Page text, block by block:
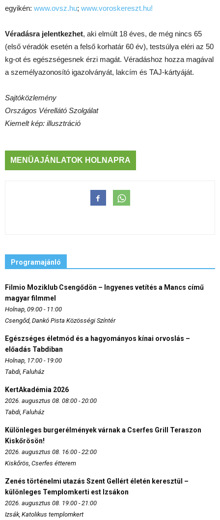
egyikén: www.ovsz.hu; www.voroskereszt.hu!
Véradásra jelentkezhet, aki elmúlt 18 éves, de még nincs 65
(első véradók esetén a felső korhatár 60 év), testsúlya eléri az 50
kg-ot és egészségesnek érzi magát. Véradáshoz hozza magával
a személyazonosító igazolványát, lakcím és TAJ-kártyáját.
Sajtóközlemény
Országos Vérellátó Szolgálat
Kiemelt kép: illusztráció
MENÜAJÁNLATOK HOLNAPRA
Programajánló
Filmio Moziklub Csengődön – Ingyenes vetítés a Mancs című
magyar filmmel
Holnap, 09:00 - 11:00
Csengőd, Dankó Pista Közösségi Színtér
Egészséges életmód és a hagyományos kínai orvoslás –
előadás Tabdiban
Holnap, 17:00 - 19:00
Tabdi, Faluház
KertAkadémia 2026
2026. augusztus 08. 08:00 - 20:00
Tabdi, Faluház
Különleges burgerélmények várnak a Cserfes Grill Teraszon
Kiskőrösön!
2026. augusztus 08. 16:00 - 22:00
Kiskőrös, Cserfes étterem
Zenés történelmi utazás Szent Gellért életén keresztül –
különleges Templomkerti est Izsákon
2026. augusztus 08. 19:00 - 21:00
Izsák, Katolikus templomkert